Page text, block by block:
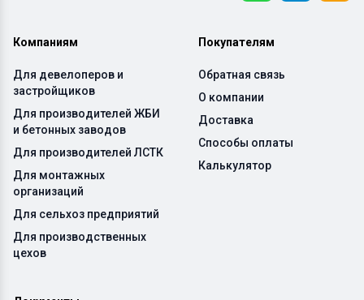
Компаниям
Для девелоперов и
застройщиков
Для производителей ЖБИ
и бетонных заводов
Для производителей ЛСТК
Для монтажных
организаций
Для сельхоз предприятий
Для производственных
цехов
Покупателям
Обратная связь
О компании
Доставка
Способы оплаты
Калькулятор